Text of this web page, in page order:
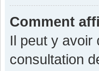
Comment
Il peut y avoir
consultation